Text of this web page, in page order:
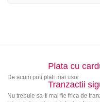
Plata cu
De acum poti plati mai usor
Tranzactii
Nu trebuie sa-ti mai fie frica de